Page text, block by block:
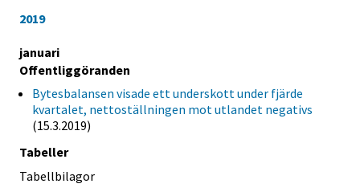
2019
januari
Offentliggöranden
Bytesbalansen visade ett underskott under fjärde
kvartalet, nettoställningen mot utlandet negativs
(15.3.2019)
Tabeller
Tabellbilagor